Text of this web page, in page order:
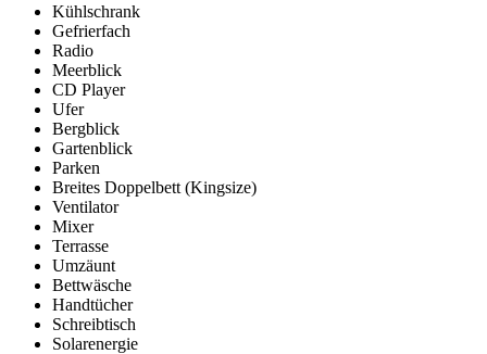
Kühlschrank
Gefrierfach
Radio
Meerblick
CD Player
Ufer
Bergblick
Gartenblick
Parken
Breites Doppelbett (Kingsize)
Ventilator
Mixer
Terrasse
Umzäunt
Bettwäsche
Handtücher
Schreibtisch
Solarenergie